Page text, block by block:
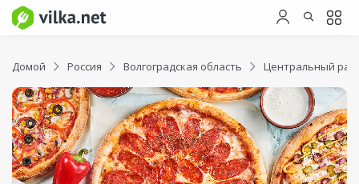
Домой Россия Волгоградская область Центральный